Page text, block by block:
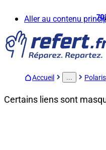
Aller au contenu
Accueil ... Polaris
Certains liens sont